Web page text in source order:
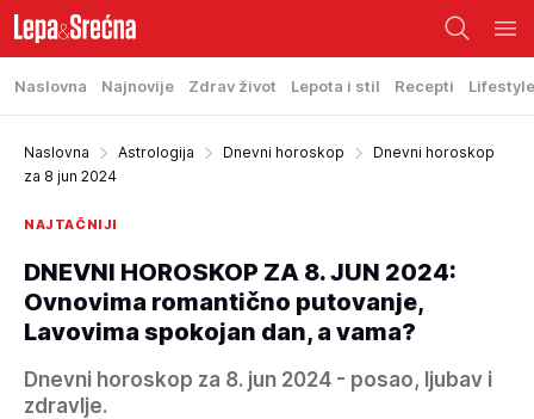
Naslovna Najnovije Zdrav život Lepota i stil Recepti Lifestyle
Naslovna Astrologija Dnevni horoskop
Dnevni horoskop
za 8 jun 2024
NAJTAČNIJI
DNEVNI HOROSKOP ZA 8. JUN 2024:
Ovnovima romantično putovanje,
Lavovima spokojan dan, a vama?
Dnevni horoskop za 8. jun 2024 - posao, ljubav i
zdravlje.